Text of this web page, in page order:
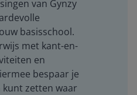
van Gynzy
basisschool.
met kant-en-
en
bespaar je
zetten waar